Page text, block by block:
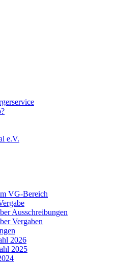
e.V.
VG-Bereich
Ausschreibungen
Vergaben
2026
2025